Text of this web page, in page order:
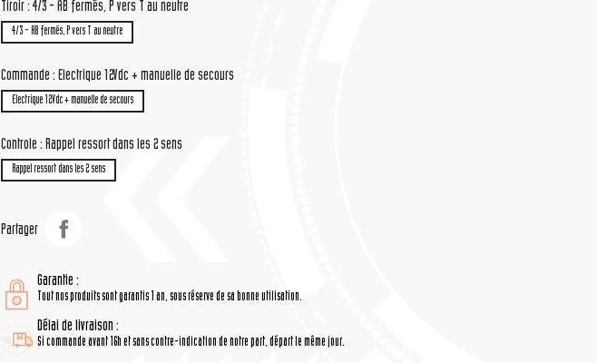
Tiroir : 4/3 - AB fermés, P vers T au neutre
4/3 - AB fermés, P vers T au neutre
Commande : Electrique 12Vdc + manuelle de secours
Electrique 12Vdc + manuelle de secours
Controle : Rappel ressort dans les 2 sens
Rappel ressort dans les 2 sens
Partager
Garantie :
Tout nos produits sont garantis 1 an, sous réserve de sa bonne utilisation.
Délai de livraison :
Si commande avant 16h et sans contre-indication de notre part, départ le même jour.